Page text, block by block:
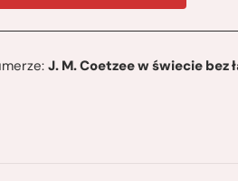
J. M. Coetzee w świecie bez